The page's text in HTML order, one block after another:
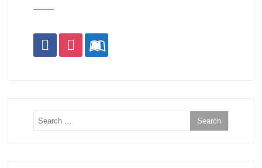
facebookinstagramleanpub